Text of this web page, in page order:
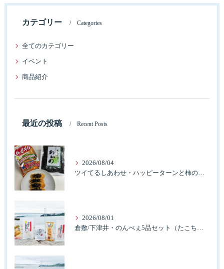
カテゴリー Categories
全てのカテゴリー
イベント
商品紹介
最近の投稿 Recent Posts
2026/08/04
ツイてるしあわせ・ハッピーターンと柿の種とそふとわかめふりかけとタコふりかけ・ハッピーコラボレーション
2026/08/01
倉敷/下津井・のんべぇ5品セット（たこちく、たこ玉、味付のり、串酢だこ、味付けけやわらか真だこチーズ）3歳のお子様も大好きなんですよ。